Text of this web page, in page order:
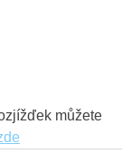
můžete